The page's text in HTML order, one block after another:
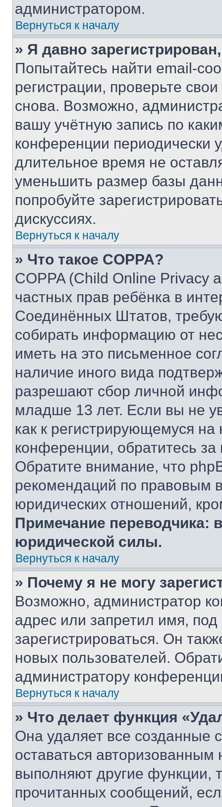
администратором.
Вернуться к началу
» Я давно
Попытайтесь найти email-
регистрации, проверьте
снова. Возможно,
вашу учётную запись по
конференции периодически
длительное время не
уменьшить размер базы
попробуйте
дискуссиях.
Вернуться к началу
» Что такое COPPA?
COPPA (Child Online Privacy
частных прав ребёнка в
Соединённых Штатов,
собирать информацию от
иметь на это письменное
наличие иного вида
разрешают сбор личной
младше 13 лет. Если вы не
как к регистрирующемуся
конференции, обратитесь
Обратите внимание, что
рекомендаций по правовым
юридических отношений,
Примечание переводчика:
юридической силы.
Вернуться к началу
» Почему я не могу
Возможно, администратор
адрес или запретил имя,
зарегистрироваться. Он
новых пользователей.
администратору
Вернуться к началу
» Что делает функция
Она удаляет все созданные
оставаться
выполняют другие функции,
прочитанных сообщений,